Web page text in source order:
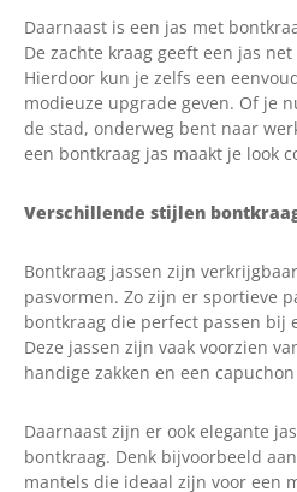
Daarnaast is een jas met
De zachte kraag geeft een jas
Hierdoor kun je zelfs een
modieuze upgrade geven. Of je
de stad, onderweg bent naar
een bontkraag jas maakt je look
Verschillende stijlen
Bontkraag jassen zijn
pasvormen. Zo zijn er sportieve
bontkraag die perfect passen bij
Deze jassen zijn vaak voorzien
handige zakken en een
Daarnaast zijn er ook elegante
bontkraag. Denk bijvoorbeeld
mantels die ideaal zijn voor een